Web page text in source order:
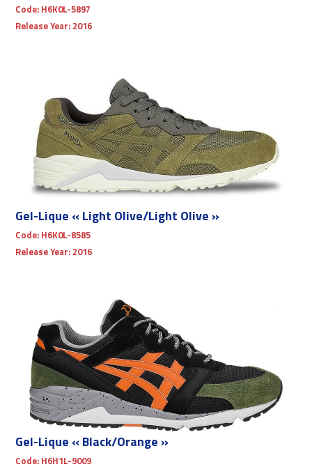
Code: H6K0L-5897
Release Year: 2016
Gel-Lique « Light Olive/Light Olive »
Code: H6K0L-8585
Release Year: 2016
Gel-Lique « Black/Orange »
Code: H6H1L-9009